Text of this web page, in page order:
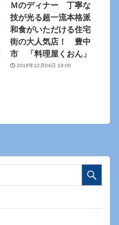
Ｍのディナー 丁寧な
技が光る超一流本格派
和食がいただける住宅
街の大人気店！ 豊中
市 「料理屋くおん」
2018年12月04日 19:00